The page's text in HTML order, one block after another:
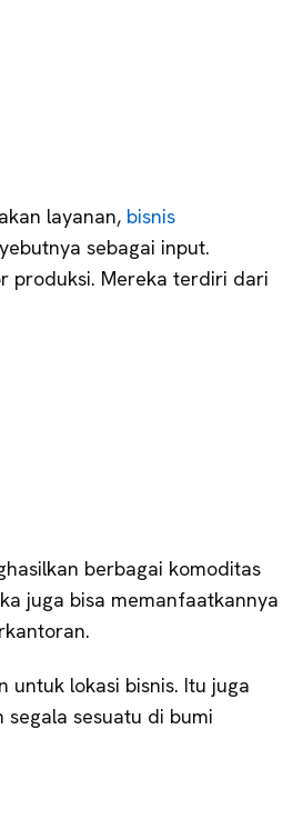
layanan, bisnis
sebagai input.
produksi. Mereka terdiri dari
berbagai komoditas
juga bisa memanfaatkannya
untuk lokasi bisnis. Itu juga
sesuatu di bumi